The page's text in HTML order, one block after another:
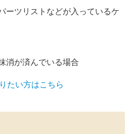
ーツリストなどが入っているケ
消が済んでいる場合
たい方はこちら